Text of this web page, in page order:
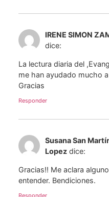
IRENE SIMON
dice:
La lectura diaria del
me han ayudado mucho
Gracias
Responder
Susana San
Lopez dice:
Gracias!! Me aclara
entender. Bendiciones.
Responder